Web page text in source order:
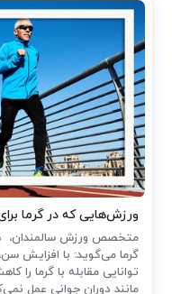
ورزش‌هایی که در گرما
متخصص ورزش سالمندان،
گرما می‌گوید: با افزایش
توانایی مقابله با گرما
مانند دوران جوانی عمل